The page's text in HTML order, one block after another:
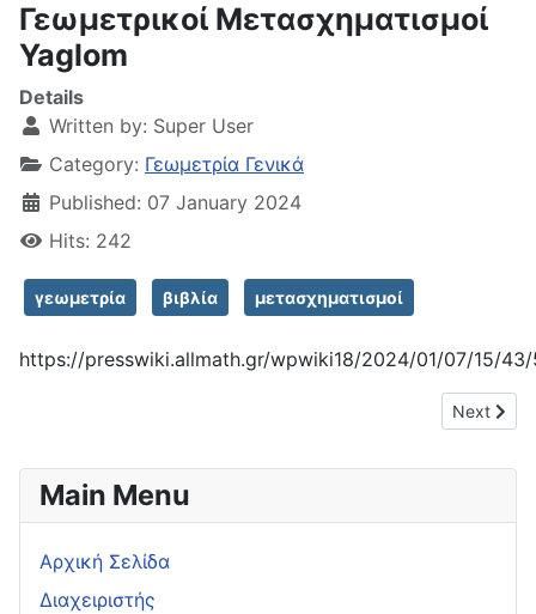
Γεωμετρικοί Μετασχηματισμοί
Yaglom
Details
Written by: Super User
Category: Γεωμετρία Γενικά
Published: 07 January 2024
Hits: 242
γεωμετρία βιβλία μετασχηματισμοί
https://presswiki.allmath.gr/wpwiki18/2024/01/07/15/
Next
Next
Main Menu
Αρχική Σελίδα
Διαχειριστής